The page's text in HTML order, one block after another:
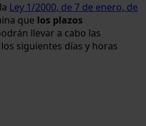
Ley 1/2000, de 7 de enero, de
que los plazos
llevar a cabo las
siguientes días y horas